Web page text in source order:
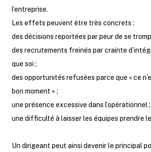
l’entreprise.
Les effets peuvent être très concrets :
des décisions reportées par peur de se
des recrutements freinés par crainte
que soi ;
des opportunités refusées parce que « ce
bon moment » ;
une présence excessive dans l’opérationnel ;
une difficulté à laisser les équipes prendre
Un dirigeant peut ainsi devenir le principal